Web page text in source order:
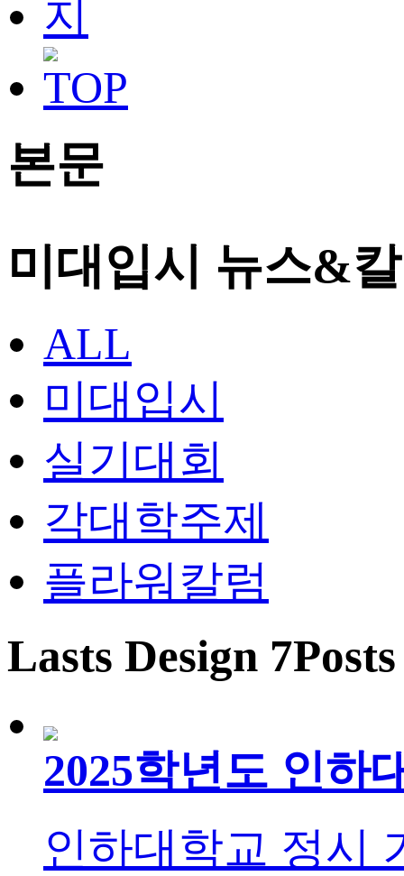
본문
미대입시 뉴스&
ALL
미대입시
실기대회
각대학주제
플라워칼럼
Lasts Design 7Posts
2025학년도 인하
인하대학교 정시